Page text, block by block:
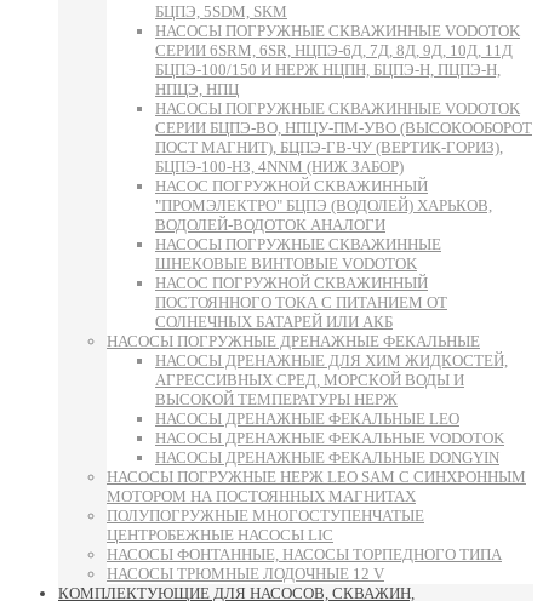
БЦПЭ, 5SDM, SKM
НАСОСЫ ПОГРУЖНЫЕ СКВАЖИННЫЕ VODOTOK
СЕРИИ 6SRM, 6SR, НЦПЭ-6Д, 7Д, 8Д, 9Д, 10Д, 11Д
БЦПЭ-100/150 И НЕРЖ НЦПН, БЦПЭ-Н, ПЦПЭ-Н,
НПЦЭ, НПЦ
НАСОСЫ ПОГРУЖНЫЕ СКВАЖИННЫЕ VODOTOK
СЕРИИ БЦПЭ-ВО, НПЦУ-ПМ-УВО (ВЫСОКООБОРОТ
ПОСТ МАГНИТ), БЦПЭ-ГВ-ЧУ (ВЕРТИК-ГОРИЗ),
БЦПЭ-100-НЗ, 4NNM (НИЖ ЗАБОР)
НАСОС ПОГРУЖНОЙ СКВАЖИННЫЙ
"ПРОМЭЛЕКТРО" БЦПЭ (ВОДОЛЕЙ) ХАРЬКОВ,
ВОДОЛЕЙ-ВОДОТОК АНАЛОГИ
НАСОСЫ ПОГРУЖНЫЕ СКВАЖИННЫЕ
ШНЕКОВЫЕ ВИНТОВЫЕ VODOTOK
НАСОС ПОГРУЖНОЙ СКВАЖИННЫЙ
ПОСТОЯННОГО ТОКА С ПИТАНИЕМ ОТ
СОЛНЕЧНЫХ БАТАРЕЙ ИЛИ АКБ
НАСОСЫ ПОГРУЖНЫЕ ДРЕНАЖНЫЕ ФЕКАЛЬНЫЕ
НАСОСЫ ДРЕНАЖНЫЕ ДЛЯ ХИМ ЖИДКОСТЕЙ,
АГРЕССИВНЫХ СРЕД, МОРСКОЙ ВОДЫ И
ВЫСОКОЙ ТЕМПЕРАТУРЫ НЕРЖ
НАСОСЫ ДРЕНАЖНЫЕ ФЕКАЛЬНЫЕ LEO
НАСОСЫ ДРЕНАЖНЫЕ ФЕКАЛЬНЫЕ VODOTOK
НАСОСЫ ДРЕНАЖНЫЕ ФЕКАЛЬНЫЕ DONGYIN
НАСОСЫ ПОГРУЖНЫЕ НЕРЖ LEO SAM С СИНХРОННЫМ
МОТОРОМ НА ПОСТОЯННЫХ МАГНИТАХ
ПОЛУПОГРУЖНЫЕ МНОГОСТУПЕНЧАТЫЕ
ЦЕНТРОБЕЖНЫЕ НАСОСЫ LIC
НАСОСЫ ФОНТАННЫЕ, НАСОСЫ ТОРПЕДНОГО ТИПА
НАСОСЫ ТРЮМНЫЕ ЛОДОЧНЫЕ 12 V
КОМПЛЕКТУЮЩИЕ ДЛЯ НАСОСОВ, СКВАЖИН,